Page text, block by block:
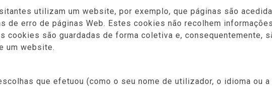
utilizam um website, por exemplo, que páginas são
erro de páginas Web. Estes cookies não recolhem
são guardadas de forma coletiva e, consequentemente,
um website.
que efetuou (como o seu nome de utilizador, o idioma ou